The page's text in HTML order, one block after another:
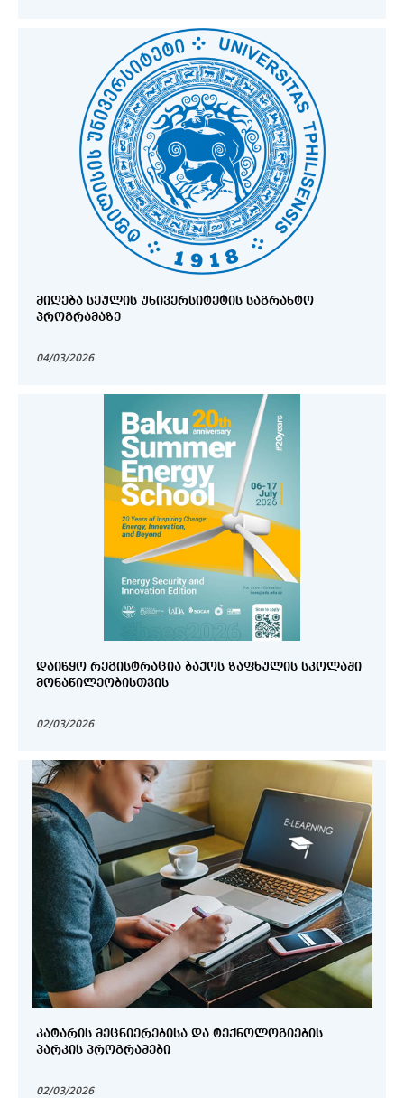
ᲛᲘᲦᲔᲑᲐ ᲡᲔᲣᲚᲘᲡ ᲣᲜᲘᲕᲔᲠᲡᲘᲢᲔᲢᲘᲡ ᲡᲐᲒᲠᲐᲜᲢᲝ
ᲞᲠᲝᲒᲠᲐᲛᲐᲖᲔ
04/03/2026
ᲓᲐᲘᲬᲧᲝ ᲠᲔᲒᲘᲡᲢᲠᲐᲪᲘᲐ ᲑᲐᲥᲝᲡ ᲖᲐᲤᲮᲣᲚᲘᲡ ᲡᲙᲝᲚᲐᲨᲘ
ᲛᲝᲜᲐᲬᲘᲚᲔᲝᲑᲘᲡᲗᲕᲘᲡ
02/03/2026
ᲙᲐᲢᲐᲠᲘᲡ ᲛᲔᲪᲜᲘᲔᲠᲔᲑᲘᲡᲐ ᲓᲐ ᲢᲔᲥᲜᲝᲚᲝᲒᲘᲔᲑᲘᲡ
ᲞᲐᲠᲙᲘᲡ ᲞᲠᲝᲒᲠᲐᲛᲔᲑᲘ
02/03/2026